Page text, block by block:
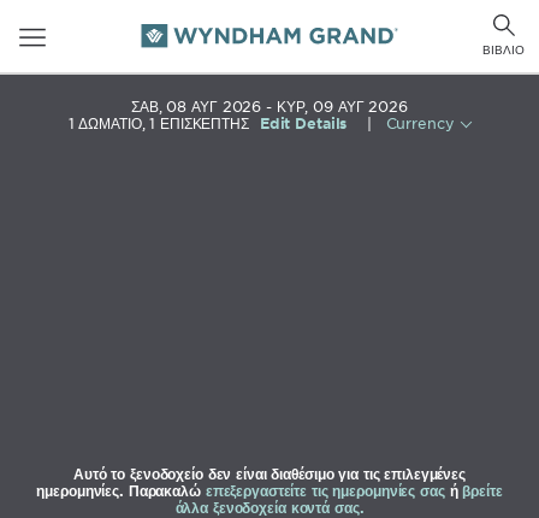
Toggle
navigation
ΒΙΒΛΊΟ
ΣΑΒ, 08 ΑΥΓ 2026
ΚΥΡ, 09 ΑΥΓ 2026
1 ΔΩΜΆΤΙΟ,1 ΕΠΙΣΚΈΠΤΗΣ Edit Details Currency
Αυτό το ξενοδοχείο δεν είναι διαθέσιμο για τις επιλεγμένες
ημερομηνίες. Παρακαλώ επεξεργαστείτε τις ημερομηνίες σαςήβρείτε
άλλα ξενοδοχεία κοντά σας.